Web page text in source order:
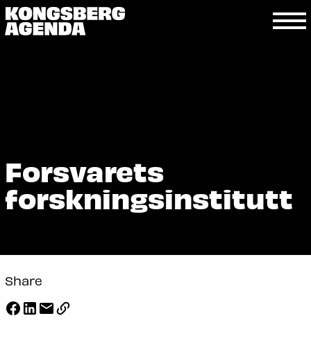
Forsvarets
forskningsinstitutt
Share